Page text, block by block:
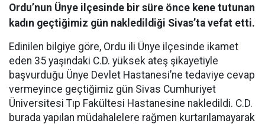
Ordu’nun Ünye ilçesinde bir süre önce kene tutunan
kadın geçtiğimiz gün nakledildiği Sivas’ta vefat etti.
Edinilen bilgiye göre, Ordu ili Ünye ilçesinde ikamet
eden 35 yaşındaki C.D. yüksek ateş şikayetiyle
başvurduğu Ünye Devlet Hastanesi’ne tedaviye cevap
vermeyince geçtiğimiz gün Sivas Cumhuriyet
Üniversitesi Tıp Fakültesi Hastanesine nakledildi. C.D.
burada yapılan müdahalelere rağmen kurtarılamayarak